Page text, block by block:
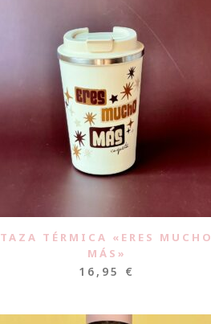
TAZA TÉRMICA «ERES MUCHO
MÁS»
16,95 €